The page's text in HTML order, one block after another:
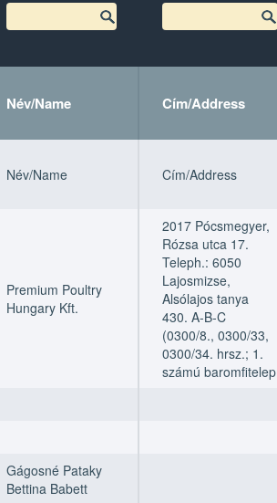
Név/Name Cím/Address
Név/Name Cím/Address
Premium Poultry
Hungary Kft.
2017 Pócsmegyer,
Rózsa utca 17.
Teleph.: 6050
Lajosmizse,
Alsólajos tanya
430. A-B-C
(0300/8., 0300/33,
0300/34. hrsz.; 1.
számú baromfitelep
Gágosné Pataky
Bettina Babett